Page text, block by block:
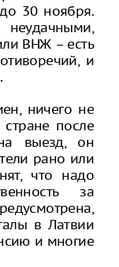
30 ноября.
ВНЖ – есть
и
ничего не
после
выезд, он
рано или
что надо
за
в Латвии
и многие